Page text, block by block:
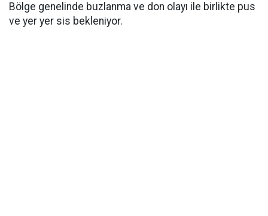
Bölge genelinde buzlanma ve don olayı ile birlikte pus
ve yer yer sis bekleniyor.